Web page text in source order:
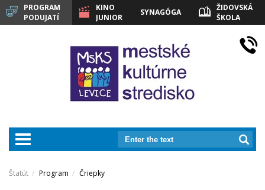
PROGRAM
PODUJATÍ
KINO
JUNIOR
SYNAGÓGA
ŽIDOVSKÁ
ŠKOLA
LEVICE
prepnut_navigaciu
Štatút Program Čriepky